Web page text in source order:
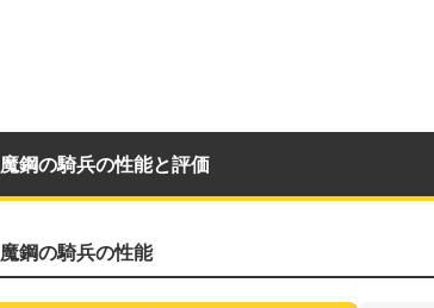
魔鋼の騎兵の性能と評価
魔鋼の騎兵の性能